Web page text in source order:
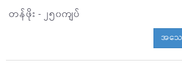
တန်ဖိုး - ၂၅၀ကျပ်
အသ